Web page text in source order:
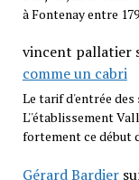
à Fontenay entre
vincent pallatier
comme un cabri
Le tarif d'entrée
L''établissement
fortement ce début
Gérard Bardier